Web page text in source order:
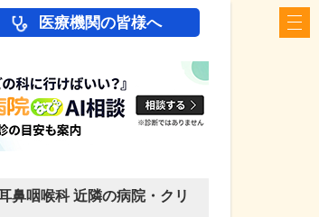
医療機関の皆様へ
鼻咽喉科近隣の病院・クリ